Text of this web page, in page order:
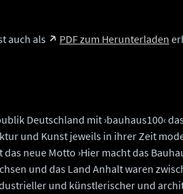
auch als PDF zum Herunterladen
Deutschland mit ›bauhaus100‹
und Kunst jeweils in ihrer Zeit
neue Motto ›Hier macht das
und das Land Anhalt waren
und künstlerischer und